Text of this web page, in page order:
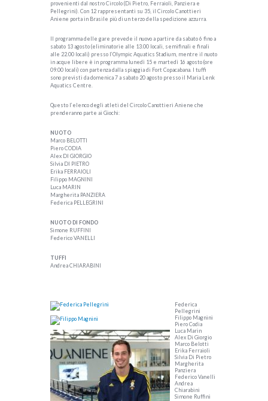
provenienti dal nostro Circolo (Di Pietro, Ferraioli, Panziera e
Pellegrini). Con 12 rappresentanti su 35, il Circolo Canottieri
Aniene porta in Brasile più di un terzo della spedizione azzurra.
Il programma delle gare prevede il nuovo a partire da sabato 6 fino a
sabato 13 agosto (eliminatorie alle 13.00 locali, semifinali e finali
alle 22.00 locali) presso l’Olympic Aquatics Stadium, mentre il nuoto
in acque libere è in programma lunedì 15 e martedì 16 agosto (ore
09.00 locali) con partenza dalla spiaggia di Fort Copacabana. I tuffi
sono previsti da domenica 7 a sabato 20 agosto presso il Maria Lenk
Aquatics Centre.
Questo l’elenco degli atleti del Circolo Canottieri Aniene che
prenderanno parte ai Giochi:
NUOTO
Marco BELOTTI
Piero CODIA
Alex DI GIORGIO
Silvia DI PIETRO
Erika FERRAIOLI
Filippo MAGNINI
Luca MARIN
Margherita PANZIERA
Federica PELLEGRINI
NUOTO DI FONDO
Simone RUFFINI
Federico VANELLI
TUFFI
Andrea CHIARABINI
Federica
Pellegrini
Filippo Magnini
Piero Codia
Luca Marin
Alex Di Giorgio
Marco Belotti
Erika Ferraioli
Silvia Di Pietro
Margherita
Panziera
Federico Vanelli
Andrea
Chiarabini
Simone Ruffini